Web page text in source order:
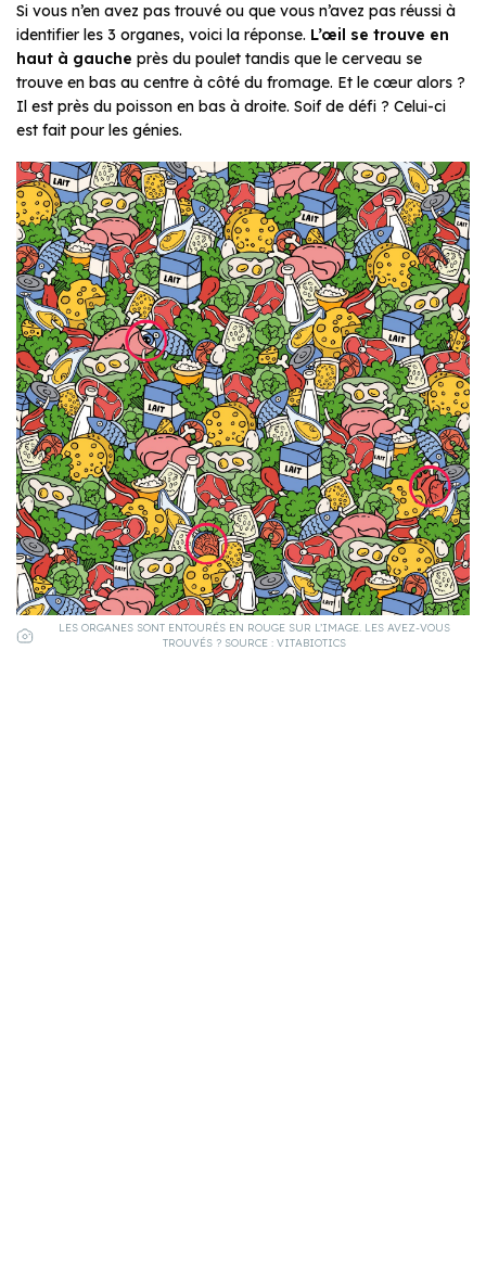
Si vous n’en avez pas trouvé ou que vous n’avez pas réussi à
identifier les 3 organes, voici la réponse. L’œil se trouve en
haut à gauche près du poulet tandis que le cerveau se
trouve en bas au centre à côté du fromage. Et le cœur alors ?
Il est près du poisson en bas à droite. Soif de défi ? Celui-ci
est fait pour les génies.
LES ORGANES SONT ENTOURÉS EN ROUGE SUR L’IMAGE. LES AVEZ-VOUS
TROUVÉS ? SOURCE : VITABIOTICS